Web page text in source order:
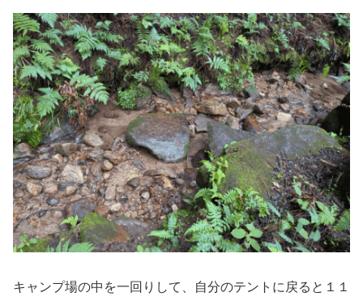
キャンプ場の中を一回りして、自分のテントに戻ると１１